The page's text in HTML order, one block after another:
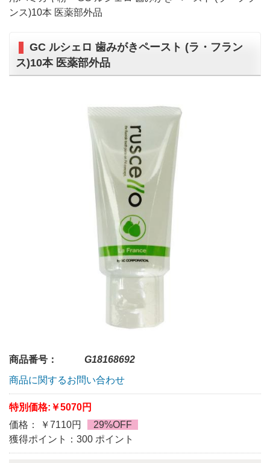
ンス)10本 医薬部外品
GC ルシェロ 歯みがきペースト (ラ・フラン
ス)10本 医薬部外品
商品番号：
G18168692
商品に関するお問い合わせ
特別価格: ￥5070円
価格： ￥7110円
29%OFF
獲得ポイント：300 ポイント